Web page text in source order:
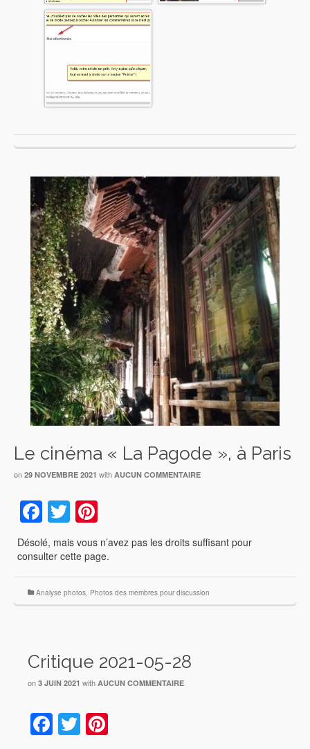
Le cinéma « La Pagode », à Paris
on 29 NOVEMBRE 2021 with AUCUN COMMENTAIRE
Facebook
Twitter
Désolé, mais vous n’avez pas les droits suffisant pour
consulter cette page.
Analyse photos, Photos des membres pour discussion
Critique 2021-05-28
on 3 JUIN 2021 with AUCUN COMMENTAIRE
Facebook
Twitter